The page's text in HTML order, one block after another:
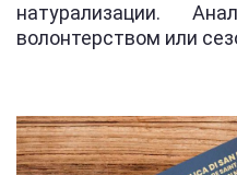
натурализации.
волонтерством или